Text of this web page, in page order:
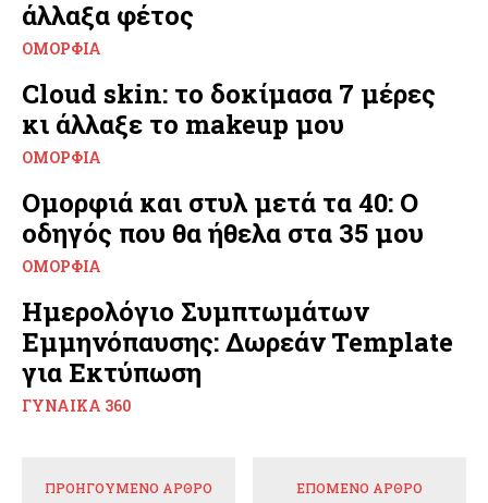
άλλαξα φέτος
ΟΜΟΡΦΙΆ
Cloud skin: το δοκίμασα 7 μέρες
κι άλλαξε το makeup μου
ΟΜΟΡΦΙΆ
Ομορφιά και στυλ μετά τα 40: Ο
οδηγός που θα ήθελα στα 35 μου
ΟΜΟΡΦΙΆ
Ημερολόγιο Συμπτωμάτων
Εμμηνόπαυσης: Δωρεάν Template
για Εκτύπωση
ΓΥΝΑΊΚΑ 360
ΠΡΟΗΓΟΎΜΕΝΟ ΆΡΘΡΟ ΕΠΌΜΕΝΟ ΆΡΘΡΟ